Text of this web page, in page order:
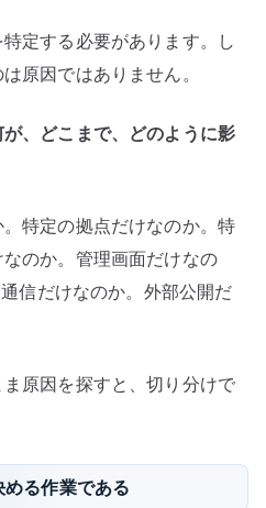
定する必要があります。し
原因ではありません。
が、どこまで、どのように影
特定の拠点だけなのか。特
のか。管理画面だけなの
信だけなのか。外部公開だ
原因を探すと、切り分けで
る作業である